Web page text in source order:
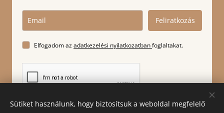
Feliratkozás
Elfogadom azadatkezelési nyilatkozatbanfoglaltakat.
Sütiket használunk, hogy biztosítsuk a weboldal megfelelő